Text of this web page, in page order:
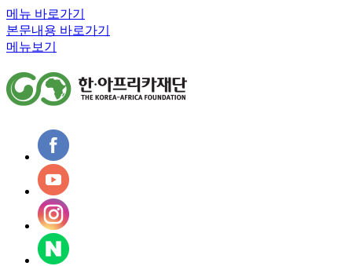
메뉴 바로가기
본문내용 바로가기
메뉴보기